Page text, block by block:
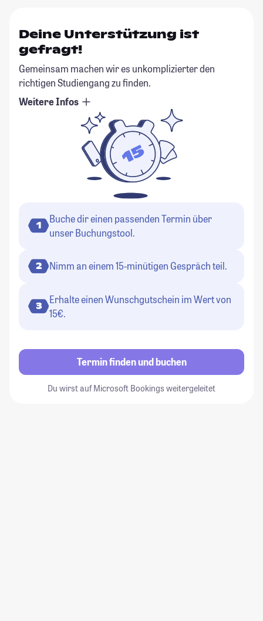
Deine Unterstützung ist
gefragt!
Gemeinsam machen wir es unkomplizierter den
richtigen Studiengang zu finden.
Weitere Infos
1
Buche dir einen passenden Termin über
unser Buchungstool.
2 Nimm an einem 15-minütigen Gespräch teil.
3
Erhalte einen Wunschgutschein im Wert von
15€.
Termin finden und buchen
Du wirst auf Microsoft Bookings weitergeleitet